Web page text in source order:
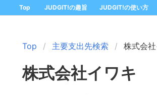
Top JUDGIT!の趣旨 JUDGIT!の使い方
Top 主要支出先検索 株式会
株式会社イワキ